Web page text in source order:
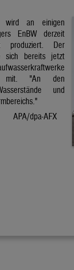
wird an einigen
EnBW derzeit
produziert. Der
sich bereits jetzt
mit. "An den
und
APA/dpa-AFX